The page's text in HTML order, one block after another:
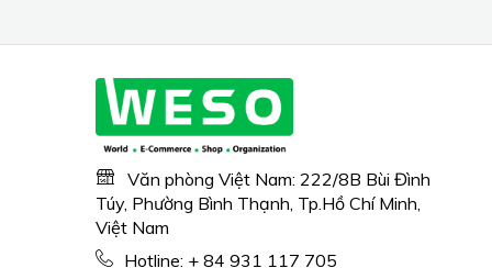
Văn phòng Việt Nam: 222/8B Bùi Đình
Túy, Phường Bình Thạnh, Tp.Hồ Chí Minh,
Việt Nam
Hotline: + 84 931 117 705